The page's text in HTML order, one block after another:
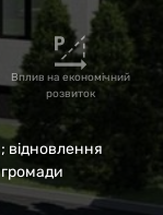
Вплив на економічний
розвиток
відновлення